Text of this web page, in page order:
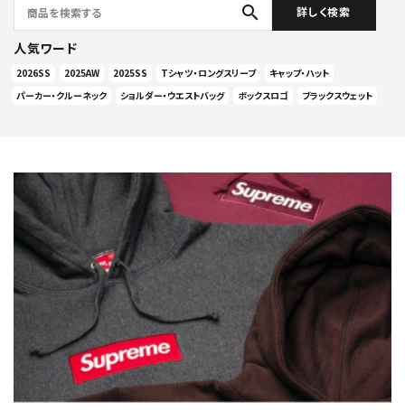
search 詳しく検索
人気ワード
2026SS 2025AW 2025SS Tシャツ・ロングスリーブ
キャップ・ハット
パーカー・クルーネック
ショルダー・ウエストバッグ ボックスロゴ ブラックスウェット